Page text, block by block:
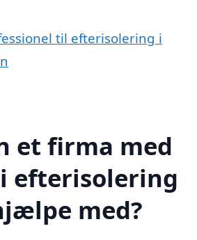
til efterisolering i
et firma med
efterisolering
med?